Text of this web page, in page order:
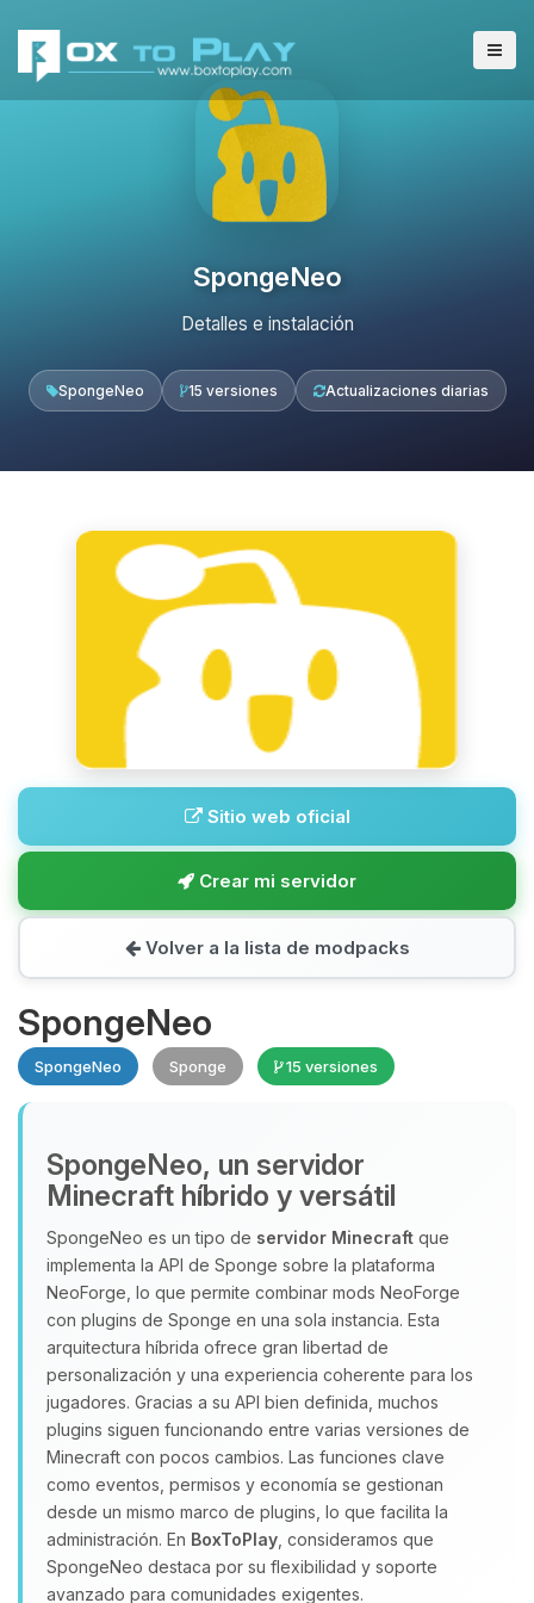
SpongeNeo
Detalles e instalación
SpongeNeo 15 versiones Actualizaciones diarias
Sitio web oficial
Crear mi servidor
Volver a la lista de modpacks
SpongeNeo
SpongeNeo Sponge 15 versiones
SpongeNeo, un servidor
Minecraft híbrido y versátil
SpongeNeo es un tipo de servidor Minecraft que
implementa la API de Sponge sobre la plataforma
NeoForge, lo que permite combinar mods NeoForge
con plugins de Sponge en una sola instancia. Esta
arquitectura híbrida ofrece gran libertad de
personalización y una experiencia coherente para los
jugadores. Gracias a su API bien definida, muchos
plugins siguen funcionando entre varias versiones de
Minecraft con pocos cambios. Las funciones clave
como eventos, permisos y economía se gestionan
desde un mismo marco de plugins, lo que facilita la
administración. En BoxToPlay , consideramos que
SpongeNeo destaca por su flexibilidad y soporte
avanzado para comunidades exigentes.
Yupi, por fin alguien con quien
hablar! Soy Choupy, tu pequeno
asistente de BoxToPlay. Cuentame
que necesitas y moveré mis
pequenos circuitos para ayudarte.
10/08/2026 04:05